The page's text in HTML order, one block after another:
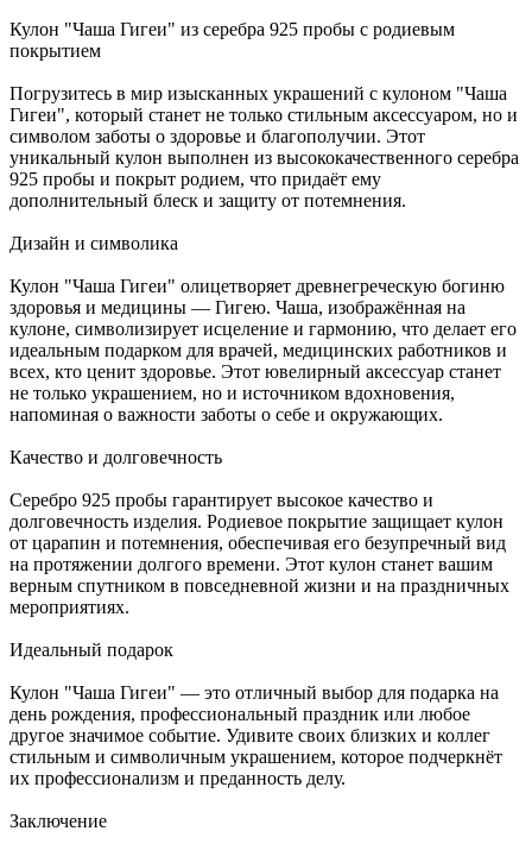
Кулон "Чаша Гигеи" из серебра 925 пробы с родиевым
покрытием
Погрузитесь в мир изысканных украшений с кулоном "Чаша
Гигеи", который станет не только стильным аксессуаром, но и
символом заботы о здоровье и благополучии. Этот
уникальный кулон выполнен из высококачественного серебра
925 пробы и покрыт родием, что придаёт ему
дополнительный блеск и защиту от потемнения.
Дизайн и символика
Кулон "Чаша Гигеи" олицетворяет древнегреческую богиню
здоровья и медицины — Гигею. Чаша, изображённая на
кулоне, символизирует исцеление и гармонию, что делает его
идеальным подарком для врачей, медицинских работников и
всех, кто ценит здоровье. Этот ювелирный аксессуар станет
не только украшением, но и источником вдохновения,
напоминая о важности заботы о себе и окружающих.
Качество и долговечность
Серебро 925 пробы гарантирует высокое качество и
долговечность изделия. Родиевое покрытие защищает кулон
от царапин и потемнения, обеспечивая его безупречный вид
на протяжении долгого времени. Этот кулон станет вашим
верным спутником в повседневной жизни и на праздничных
мероприятиях.
Идеальный подарок
Кулон "Чаша Гигеи" — это отличный выбор для подарка на
день рождения, профессиональный праздник или любое
другое значимое событие. Удивите своих близких и коллег
стильным и символичным украшением, которое подчеркнёт
их профессионализм и преданность делу.
Заключение